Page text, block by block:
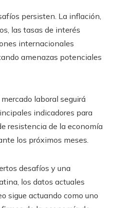
persisten. La inflación,
las tasas de interés
internacionales
amenazas potenciales
laboral seguirá
indicadores para
resistencia de la economía
los próximos meses.
desafíos y una
los datos actuales
sigue actuando como uno